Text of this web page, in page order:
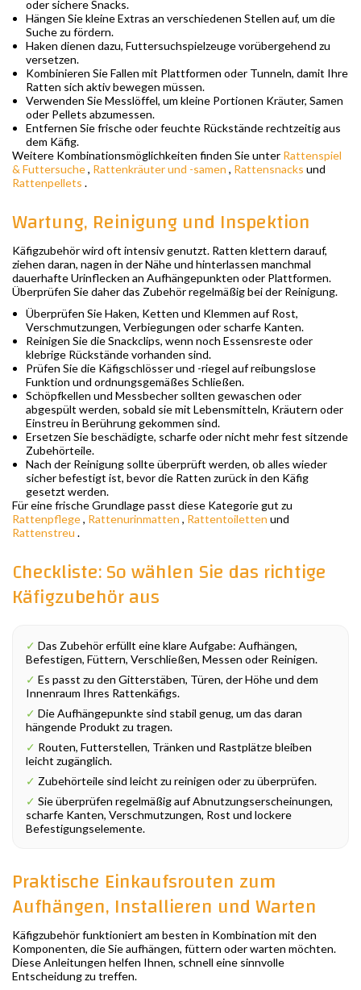
oder sichere Snacks.
Hängen Sie kleine Extras an verschiedenen Stellen auf, um die
Suche zu fördern.
Haken dienen dazu, Futtersuchspielzeuge vorübergehend zu
versetzen.
Kombinieren Sie Fallen mit Plattformen oder Tunneln, damit Ihre
Ratten sich aktiv bewegen müssen.
Verwenden Sie Messlöffel, um kleine Portionen Kräuter, Samen
oder Pellets abzumessen.
Entfernen Sie frische oder feuchte Rückstände rechtzeitig aus
dem Käfig.
Weitere Kombinationsmöglichkeiten finden Sie unter Rattenspiel
& Futtersuche, Rattenkräuter und -samen , Rattensnacks und
Rattenpellets .
Wartung, Reinigung und Inspektion
Käfigzubehör wird oft intensiv genutzt. Ratten klettern darauf,
ziehen daran, nagen in der Nähe und hinterlassen manchmal
dauerhafte Urinflecken an Aufhängepunkten oder Plattformen.
Überprüfen Sie daher das Zubehör regelmäßig bei der Reinigung.
Überprüfen Sie Haken, Ketten und Klemmen auf Rost,
Verschmutzungen, Verbiegungen oder scharfe Kanten.
Reinigen Sie die Snackclips, wenn noch Essensreste oder
klebrige Rückstände vorhanden sind.
Prüfen Sie die Käfigschlösser und -riegel auf reibungslose
Funktion und ordnungsgemäßes Schließen.
Schöpfkellen und Messbecher sollten gewaschen oder
abgespült werden, sobald sie mit Lebensmitteln, Kräutern oder
Einstreu in Berührung gekommen sind.
Ersetzen Sie beschädigte, scharfe oder nicht mehr fest sitzende
Zubehörteile.
Nach der Reinigung sollte überprüft werden, ob alles wieder
sicher befestigt ist, bevor die Ratten zurück in den Käfig
gesetzt werden.
Für eine frische Grundlage passt diese Kategorie gut zu
Rattenpflege, Rattenurinmatten , Rattentoiletten und
Rattenstreu .
Checkliste: So wählen Sie das richtige
Käfigzubehör aus
✓ Das Zubehör erfüllt eine klare Aufgabe: Aufhängen,
Befestigen, Füttern, Verschließen, Messen oder Reinigen.
✓ Es passt zu den Gitterstäben, Türen, der Höhe und dem
Innenraum Ihres Rattenkäfigs.
✓ Die Aufhängepunkte sind stabil genug, um das daran
hängende Produkt zu tragen.
✓ Routen, Futterstellen, Tränken und Rastplätze bleiben
leicht zugänglich.
✓ Zubehörteile sind leicht zu reinigen oder zu überprüfen.
✓ Sie überprüfen regelmäßig auf Abnutzungserscheinungen,
scharfe Kanten, Verschmutzungen, Rost und lockere
Befestigungselemente.
Praktische Einkaufsrouten zum
Aufhängen, Installieren und Warten
Käfigzubehör funktioniert am besten in Kombination mit den
Komponenten, die Sie aufhängen, füttern oder warten möchten.
Diese Anleitungen helfen Ihnen, schnell eine sinnvolle
Entscheidung zu treffen.